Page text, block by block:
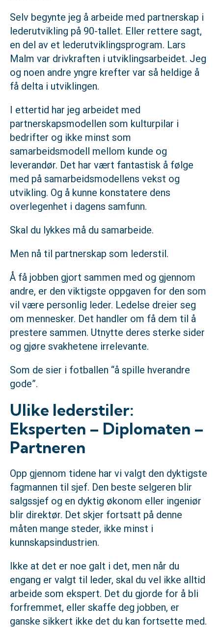
Selv begynte jeg å arbeide med partnerskap i
lederutvikling på 90-tallet. Eller rettere sagt,
en del av et lederutviklingsprogram. Lars
Malm var drivkraften i utviklingsarbeidet. Jeg
og noen andre yngre krefter var så heldige å
få delta i utviklingen.
I ettertid har jeg arbeidet med
partnerskapsmodellen som kulturpilar i
bedrifter og ikke minst som
samarbeidsmodell mellom kunde og
leverandør. Det har vært fantastisk å følge
med på samarbeidsmodellens vekst og
utvikling. Og å kunne konstatere dens
overlegenhet i dagens samfunn.
Skal du lykkes må du samarbeide.
Men nå til partnerskap som lederstil.
Å få jobben gjort sammen med og gjennom
andre, er den viktigste oppgaven for den som
vil være personlig leder. Ledelse dreier seg
om mennesker. Det handler om få dem til å
prestere sammen. Utnytte deres sterke sider
og gjøre svakhetene irrelevante.
Som de sier i fotballen “å spille hverandre
gode”.
Ulike lederstiler:
Eksperten – Diplomaten –
Partneren
Opp gjennom tidene har vi valgt den dyktigste
fagmannen til sjef. Den beste selgeren blir
salgssjef og en dyktig økonom eller ingeniør
blir direktør. Det skjer fortsatt på denne
måten mange steder, ikke minst i
kunnskapsindustrien.
Ikke at det er noe galt i det, men når du
engang er valgt til leder, skal du vel ikke alltid
arbeide som ekspert. Det du gjorde for å bli
forfremmet, eller skaffe deg jobben, er
ganske sikkert ikke det du kan fortsette med.